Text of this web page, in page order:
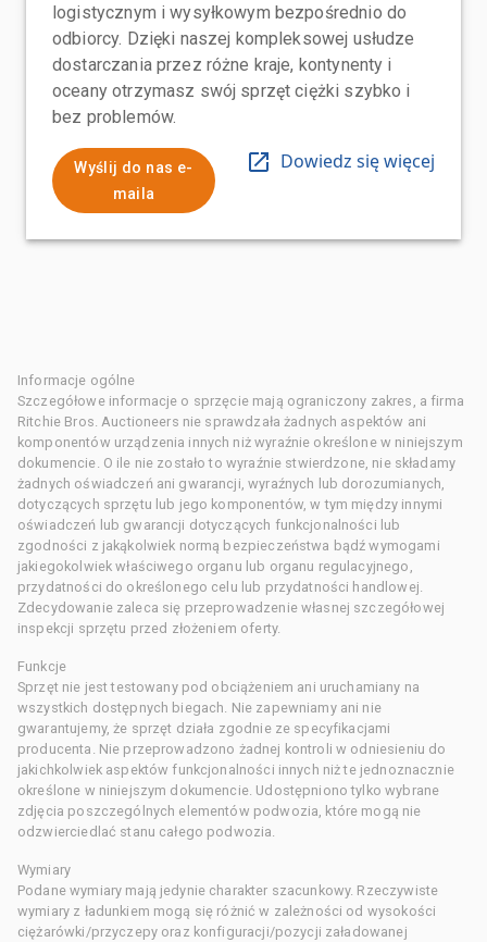
logistycznym i wysyłkowym bezpośrednio do
odbiorcy. Dzięki naszej kompleksowej usłudze
dostarczania przez różne kraje, kontynenty i
oceany otrzymasz swój sprzęt ciężki szybko i
bez problemów.
Wyślij do nas e-
maila
Dowiedz się więcej
Informacje ogólne
Szczegółowe informacje o sprzęcie mają ograniczony zakres, a firma
Ritchie Bros. Auctioneers nie sprawdzała żadnych aspektów ani
komponentów urządzenia innych niż wyraźnie określone w niniejszym
dokumencie. O ile nie zostało to wyraźnie stwierdzone, nie składamy
żadnych oświadczeń ani gwarancji, wyraźnych lub dorozumianych,
dotyczących sprzętu lub jego komponentów, w tym między innymi
oświadczeń lub gwarancji dotyczących funkcjonalności lub
zgodności z jakąkolwiek normą bezpieczeństwa bądź wymogami
jakiegokolwiek właściwego organu lub organu regulacyjnego,
przydatności do określonego celu lub przydatności handlowej.
Zdecydowanie zaleca się przeprowadzenie własnej szczegółowej
inspekcji sprzętu przed złożeniem oferty.
Funkcje
Sprzęt nie jest testowany pod obciążeniem ani uruchamiany na
wszystkich dostępnych biegach. Nie zapewniamy ani nie
gwarantujemy, że sprzęt działa zgodnie ze specyfikacjami
producenta. Nie przeprowadzono żadnej kontroli w odniesieniu do
jakichkolwiek aspektów funkcjonalności innych niż te jednoznacznie
określone w niniejszym dokumencie. Udostępniono tylko wybrane
zdjęcia poszczególnych elementów podwozia, które mogą nie
odzwierciedlać stanu całego podwozia.
Wymiary
Podane wymiary mają jedynie charakter szacunkowy. Rzeczywiste
wymiary z ładunkiem mogą się różnić w zależności od wysokości
ciężarówki/przyczepy oraz konfiguracji/pozycji załadowanej